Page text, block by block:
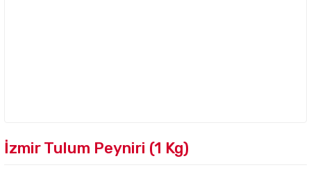
İzmir Tulum Peyniri (1 Kg)